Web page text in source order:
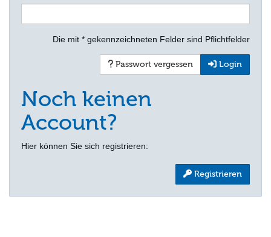
Die mit * gekennzeichneten Felder sind Pflichtfelder
Passwort vergessen Login
Noch keinen
Account?
Hier können Sie sich registrieren:
Registrieren